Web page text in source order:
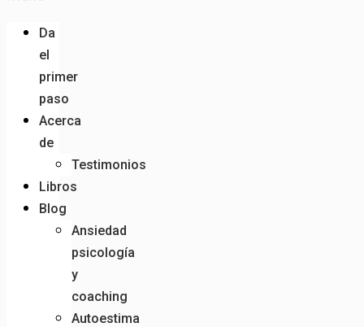
Da
el
primer
paso
Acerca
de
Testimonios
Libros
Blog
Ansiedad
psicología
y
coaching
Autoestima